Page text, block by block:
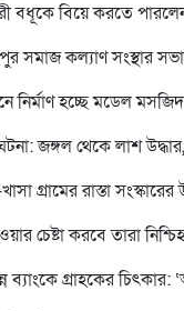
বধূকে বিয়ে করতে
সমাজ কল্যাণ সংস্থার
নির্মাণ হচ্ছে মডেল মসজিদ
জঙ্গল থেকে লাশ
গ্রামের রাস্তা
চেষ্টা করবে তারা
ব্যাংকে গ্রাহকের